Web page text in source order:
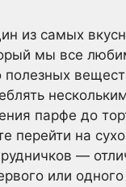
из самых
мы все
полезных
парфе до
перейти на
—
или